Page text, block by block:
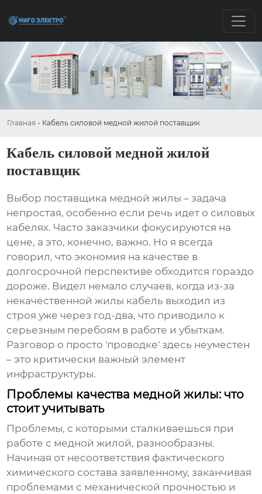
Главная - Кабель силовой медной жилой поставщик
Кабель силовой медной жилой
поставщик
Выбор поставщика медной жилы – задача
непростая, особенно если речь идет о силовых
кабелях. Часто заказчики фокусируются на
цене, а это, конечно, важно. Но я всегда
говорил, что экономия на качестве в
долгосрочной перспективе обходится гораздо
дороже. Видел немало случаев, когда из-за
некачественной жилы кабель выходил из
строя уже через год-два, что приводило к
серьезным перебоям в работе и убыткам.
Разговор о просто 'проводке' здесь неуместен
– это критически важный элемент
инфраструктуры.
Проблемы качества медной жилы: что
стоит учитывать
Проблемы, с которыми сталкиваешься при
работе с медной жилой, разнообразны.
Начиная от несоответствия фактического
химического состава заявленному, заканчивая
проблемами с механической прочностью и